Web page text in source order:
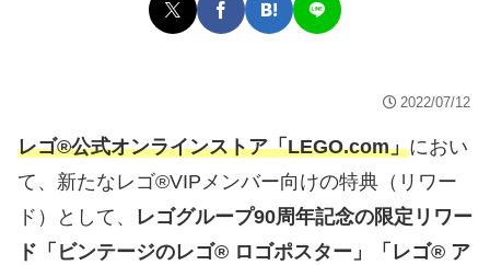
2022/07/12
レゴ®公式オンラインストア「LEGO.com」におい
て、新たなレゴ®VIPメンバー向けの特典（リワー
ド）として、 レゴグループ90周年記念の限定リワー
ド「ビンテージのレゴ® ロゴポスター」「レゴ® ア